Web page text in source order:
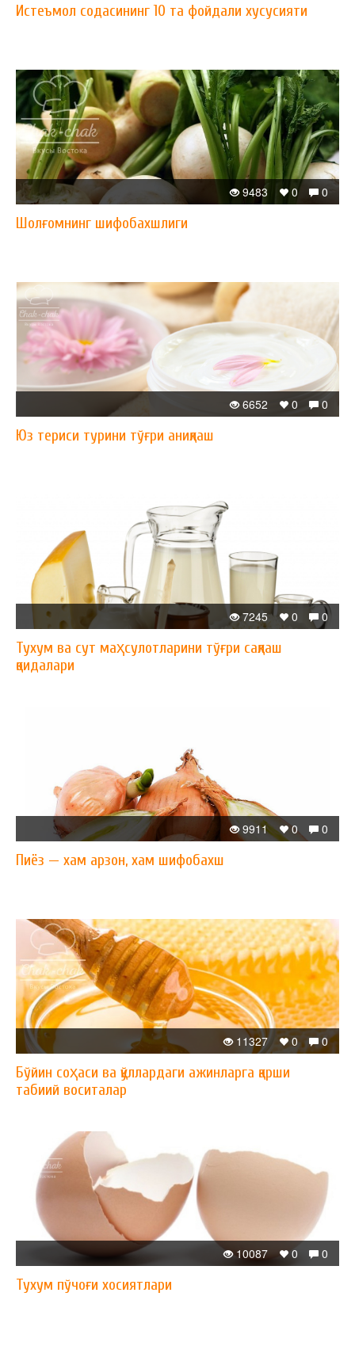
Истеъмол содасининг 10 та фойдали хусусияти
0
0
9483
Шолғомнинг шифобахшлиги
0
0
6652
Юз териси турини тўғри аниқлаш
0
0
7245
Тухум ва сут маҳсулотларини тўғри сақлаш
қоидалари
0
0
9911
Пиёз — xам арзон, xам шифобахш
0
0
11327
Бўйин соҳаси ва қўллардаги ажинларга қарши
табиий воситалар
0
0
10087
Тухум пўчоғи хосиятлари